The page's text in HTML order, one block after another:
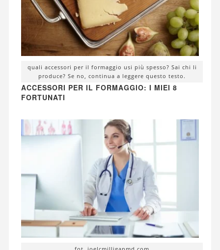
quali accessori per il formaggio usi più spesso? Sai chi li
produce? Se no, continua a leggere questo testo.
ACCESSORI PER IL FORMAGGIO: I MIEI 8
FORTUNATI